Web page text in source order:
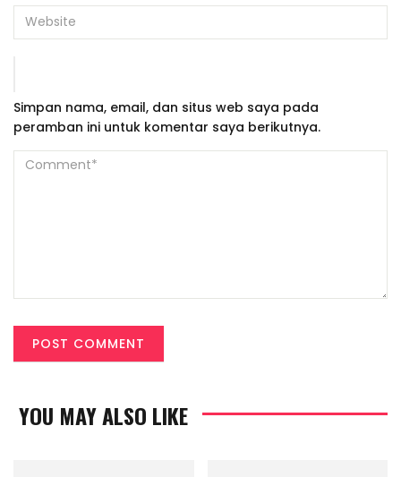
Simpan nama, email, dan situs web saya pada
peramban ini untuk komentar saya berikutnya.
YOU MAY ALSO LIKE